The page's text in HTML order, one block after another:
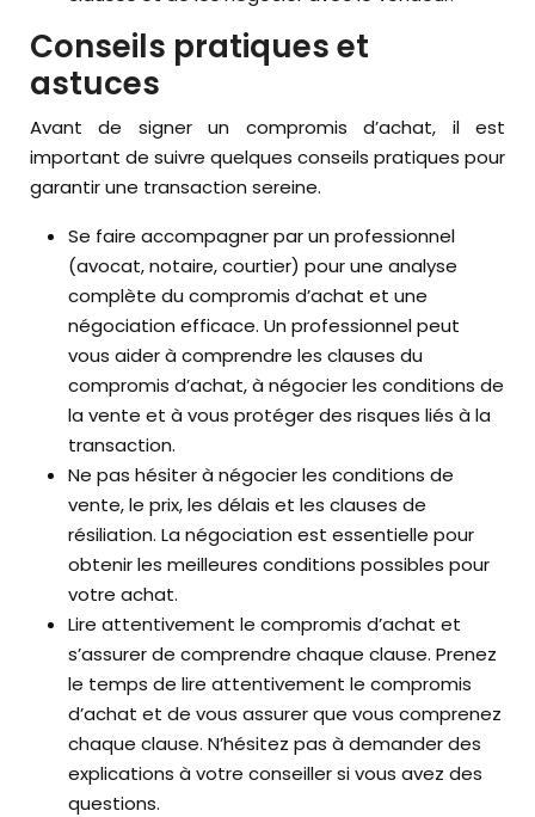
Conseils pratiques et
astuces
Avant de signer un compromis d’achat, il est
important de suivre quelques conseils pratiques pour
garantir une transaction sereine.
Se faire accompagner par un professionnel
(avocat, notaire, courtier) pour une analyse
complète du compromis d’achat et une
négociation efficace. Un professionnel peut
vous aider à comprendre les clauses du
compromis d’achat, à négocier les conditions de
la vente et à vous protéger des risques liés à la
transaction.
Ne pas hésiter à négocier les conditions de
vente, le prix, les délais et les clauses de
résiliation. La négociation est essentielle pour
obtenir les meilleures conditions possibles pour
votre achat.
Lire attentivement le compromis d’achat et
s’assurer de comprendre chaque clause. Prenez
le temps de lire attentivement le compromis
d’achat et de vous assurer que vous comprenez
chaque clause. N’hésitez pas à demander des
explications à votre conseiller si vous avez des
questions.